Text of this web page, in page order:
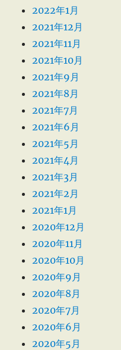
2022年1月
2021年12月
2021年11月
2021年10月
2021年9月
2021年8月
2021年7月
2021年6月
2021年5月
2021年4月
2021年3月
2021年2月
2021年1月
2020年12月
2020年11月
2020年10月
2020年9月
2020年8月
2020年7月
2020年6月
2020年5月